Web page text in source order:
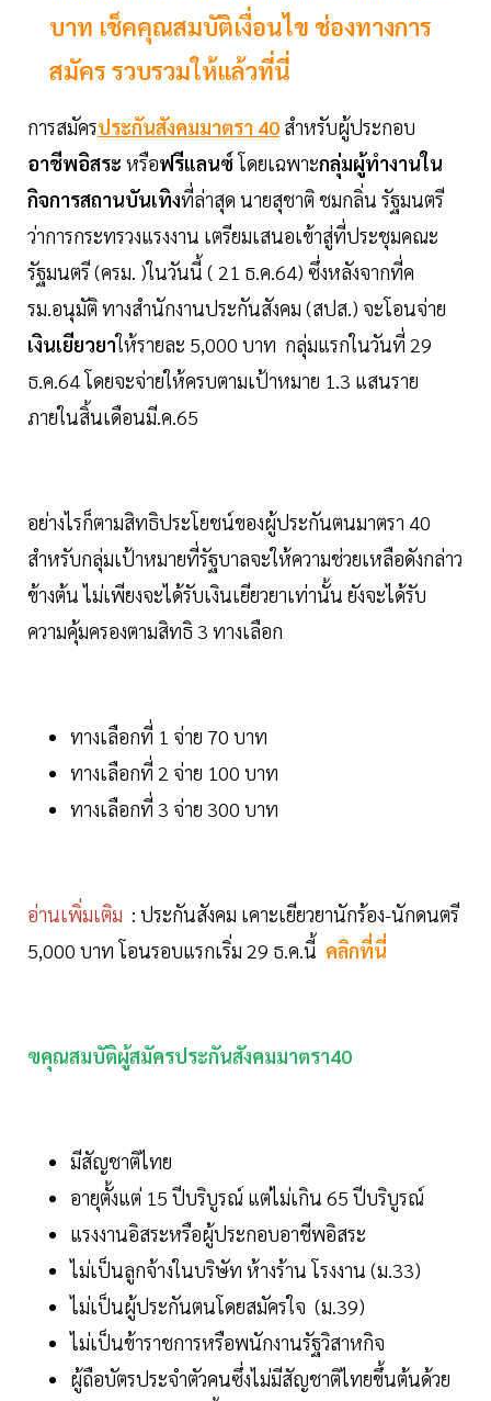
บาท เช็คคุณสมบัติเงื่อนไข ช่องทางการ
สมัคร รวบรวมให้แล้วที่นี่
การสมัครประกันสังคมมาตรา 40 สำหรับผู้ประกอบ
อาชีพอิสระ หรือฟรีแลนซ์โดยเฉพาะกลุ่มผู้ทำงานใน
กิจการสถานบันเทิงที่ล่าสุด นายสุชาติ ชมกลิ่น รัฐมนตรี
ว่าการกระทรวงแรงงาน เตรียมเสนอเข้าสู่ที่ประชุมคณะ
รัฐมนตรี (ครม. )ในวันนี้ ( 21 ธ.ค.64) ซึ่งหลังจากที่ค
รม.อนุมัติ ทางสำนักงานประกันสังคม (สปส.) จะโอนจ่าย
เงินเยียวยาให้รายละ 5,000 บาท กลุ่มแรกในวันที่ 29
ธ.ค.64 โดยจะจ่ายให้ครบตามเป้าหมาย 1.3 แสนราย
ภายในสิ้นเดือนมี.ค.65
อย่างไรก็ตามสิทธิประโยชน์ของผู้ประกันตนมาตรา 40
สำหรับกลุ่มเป้าหมายที่รัฐบาลจะให้ความช่วยเหลือดังกล่าว
ข้างต้น ไม่เพียงจะได้รับเงินเยียวยาเท่านั้น ยังจะได้รับ
ความคุ้มครองตามสิทธิ 3 ทางเลือก
ทางเลือกที่ 1 จ่าย 70 บาท
ทางเลือกที่ 2 จ่าย 100 บาท
ทางเลือกที่ 3 จ่าย 300 บาท
อ่านเพิ่มเติม : ประกันสังคม เคาะเยียวยานักร้อง-นักดนตรี
5,000 บาท โอนรอบแรกเริ่ม 29 ธ.ค.นี้ คลิกที่นี่
ฃคุณสมบัติผู้สมัครประกันสังคมมาตรา40
มีสัญชาติไทย
อายุตั้งแต่ 15 ปีบริบูรณ์ แต่ไม่เกิน 65 ปีบริบูรณ์
แรงงานอิสระหรือผู้ประกอบอาชีพอิสระ
ไม่เป็นลูกจ้างในบริษัท ห้างร้าน โรงงาน (ม.33)
ไม่เป็นผู้ประกันตนโดยสมัครใจ (ม.39)
ไม่เป็นข้าราชการหรือพนักงานรัฐวิสาหกิจ
ผู้ถือบัตรประจำตัวคนซึ่งไม่มีสัญชาติไทยขึ้นต้นด้วย